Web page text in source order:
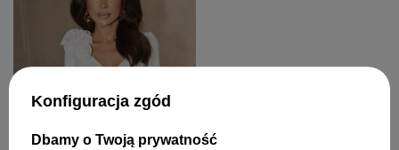
Konfiguracja zgód
Dbamy o Twoją prywatność